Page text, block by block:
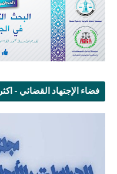
فضاء الإجتهاد القضائي - اكثر 25 ألف قرار قضائي